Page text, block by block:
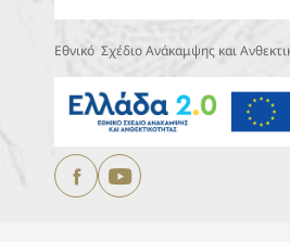
Εθνικό Σχέδιο Ανάκαμψης και